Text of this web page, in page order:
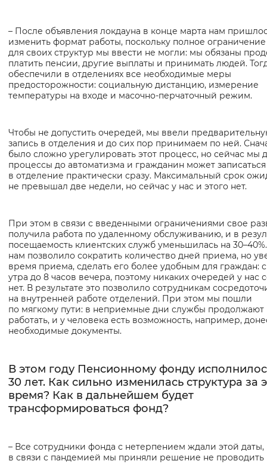
– После объявления локдауна в конце марта нам
изменить формат работы, поскольку полное ограничение
для своих структур мы ввести не могли: мы обязаны
платить пенсии, другие выплаты и принимать людей.
обеспечили в отделениях все необходимые меры
предосторожности: социальную дистанцию, измерение
температуры на входе и масочно-перчаточный режим.
Чтобы не допустить очередей, мы ввели
запись в отделения и до сих пор принимаем по ней.
было сложно урегулировать этот процесс, но сейчас мы
процессы до автоматизма и гражданин может записаться
в отделение практически сразу. Максимальный срок
не превышал две недели, но сейчас у нас и этого нет.
При этом в связи с введенными ограничениями свое
получила работа по удаленному обслуживанию, и в
посещаемость клиентских служб уменьшилась на
нам позволило сократить количество дней приема, но
время приема, сделать его более удобным для граждан:
утра до 8 часов вечера, поэтому никаких очередей у нас
нет. В результате это позволило сотрудникам
на внутренней работе отделений. При этом мы пошли
по мягкому пути: в неприемные дни службы продолжают
работать, и у человека есть возможность, например,
необходимые документы.
В этом году Пенсионному фонду
30 лет. Как сильно изменилась структура за
время? Как в дальнейшем будет
трансформироваться фонд?
– Все сотрудники фонда с нетерпением ждали этой даты,
в связи с пандемией мы приняли решение не проводить